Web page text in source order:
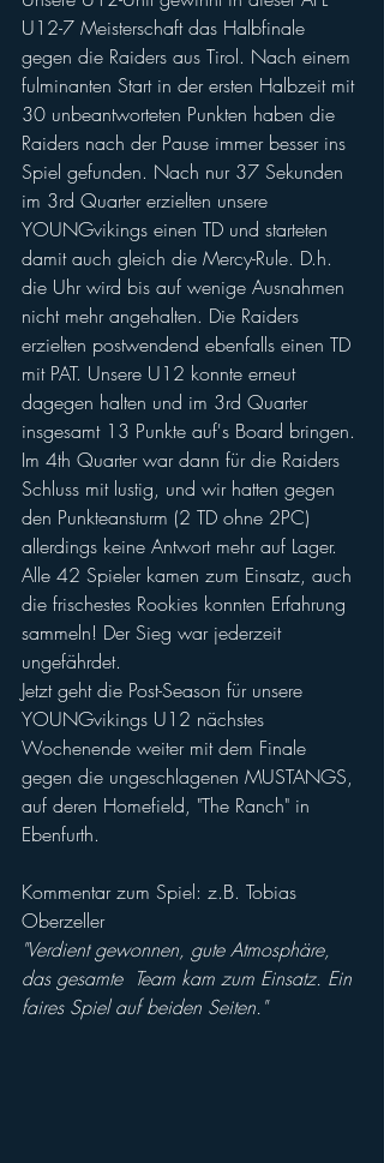
U12-7 Meisterschaft das Halbfinale
gegen die Raiders aus Tirol. Nach einem
fulminanten Start in der ersten Halbzeit mit
30 unbeantworteten Punkten haben die
Raiders nach der Pause immer besser ins
Spiel gefunden. Nach nur 37 Sekunden
im 3rd Quarter erzielten unsere
YOUNGvikings einen TD und starteten
damit auch gleich die Mercy-Rule. D.h.
die Uhr wird bis auf wenige Ausnahmen
nicht mehr angehalten. Die Raiders
erzielten postwendend ebenfalls einen TD
mit PAT. Unsere U12 konnte erneut
dagegen halten und im 3rd Quarter
insgesamt 13 Punkte auf's Board bringen.
Im 4th Quarter war dann für die Raiders
Schluss mit lustig, und wir hatten gegen
den Punkteansturm (2 TD ohne 2PC)
allerdings keine Antwort mehr auf Lager.
Alle 42 Spieler kamen zum Einsatz, auch
die frischestes Rookies konnten Erfahrung
sammeln! Der Sieg war jederzeit
ungefährdet.
Jetzt geht die Post-Season für unsere
YOUNGvikings U12 nächstes
Wochenende weiter mit dem Finale
gegen die ungeschlagenen MUSTANGS,
auf deren Homefield, "The Ranch" in
Ebenfurth.
Kommentar zum Spiel: z.B. Tobias
Oberzeller
"Verdient gewonnen, gute Atmosphäre,
das gesamte  Team kam zum Einsatz. Ein
faires Spiel auf beiden Seiten."